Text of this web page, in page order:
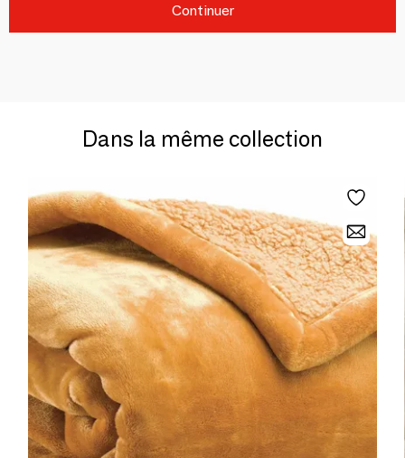
Continuer
Dans la même collection